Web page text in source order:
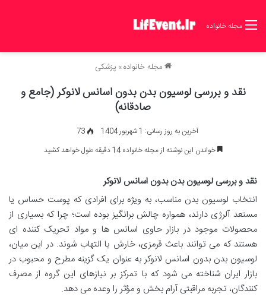
مجله خانواده
مجله خانواده» پزشکی
نقد و بررسی لوسیون بدن بدون اسانس لانوکر (جامع و
صادقانه)
آخرین به روز رسانی: 1 شهریور 1404
73
خواندن این نوشته از مجله خانواده 14 دقیقه طول خواهد کشید
نقد و بررسی لوسیون بدن بدون اسانس لانوکر
انتخاب لوسیون بدن مناسب، به ویژه برای افرادی که پوست حساس یا
مستعد آلرژی دارند، همواره چالش برانگیز بوده است؛ چرا که بسیاری از
محصولات موجود در بازار حاوی اسانس ها و مواد تحریک کننده ای
هستند که می توانند باعث قرمزی، خارش یا التهاب شوند. در این میان،
لوسیون بدن بدون اسانس لانوکر به عنوان یک گزینه مطرح و محبوب در
بازار ایران شناخته می شود که با تمرکز بر نیازهای این گروه از مصرف
کنندگان، تجربه مراقبتی آرام بخش و مؤثر را وعده می دهد.